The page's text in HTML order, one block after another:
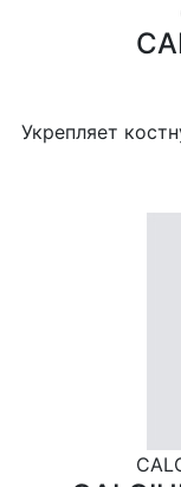
Укрепляет